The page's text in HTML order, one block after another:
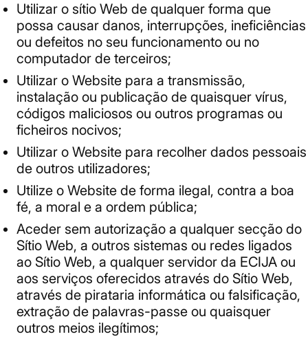
Utilizar o sítio Web de qualquer forma que
possa causar danos, interrupções, ineficiências
ou defeitos no seu funcionamento ou no
computador de terceiros;
Utilizar o Website para a transmissão,
instalação ou publicação de quaisquer vírus,
códigos maliciosos ou outros programas ou
ficheiros nocivos;
Utilizar o Website para recolher dados pessoais
de outros utilizadores;
Utilize o Website de forma ilegal, contra a boa
fé, a moral e a ordem pública;
Aceder sem autorização a qualquer secção do
Sítio Web, a outros sistemas ou redes ligados
ao Sítio Web, a qualquer servidor da ECIJA ou
aos serviços oferecidos através do Sítio Web,
através de pirataria informática ou falsificação,
extração de palavras-passe ou quaisquer
outros meios ilegítimos;